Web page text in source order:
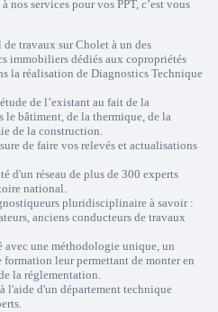
nos services pour vos PPT, c’est vous
travaux sur Cholet à un des
immobiliers dédiés aux copropriétés
la réalisation de Diagnostics Technique
de l’existant au fait de la
le bâtiment, de la thermique, de la
de la construction.
de faire vos relevés et actualisations
d'un réseau de plus de 300 experts
national.
pluridisciplinaire à savoir :
anciens conducteurs de travaux
avec une méthodologie unique, un
leur permettant de monter en
la réglementation.
l'aide d'un département technique